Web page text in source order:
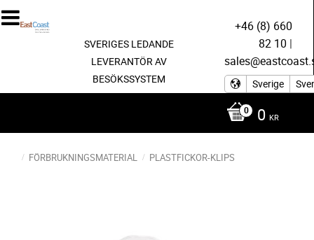
SVERIGES LEDANDE
LEVERANTÖR AV
BESÖKSSYSTEM
+46 (8) 660
82 10 |
Sverige
0 KR
FÖRBRUKNINGSMATERIAL PLASTFICKOR-KLIPS